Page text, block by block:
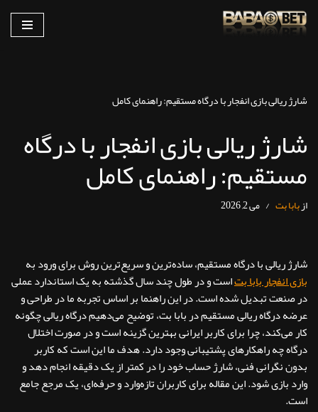
پرش
شارژ ریالی بازی انفجار با درگاه مستقیم: راهنمای کامل
شارژ ریالی بازی انفجار با درگاه
مستقیم: راهنمای کامل
ازبابا بت می 2, 2026
شارژ ریالی با درگاه مستقیم، ساده‌ترین و سریع‌ترین روش برای ورود به
بازی انفجار بابا بتاست و در طول چند سال گذشته به یک استاندارد عملی
در صنعت تبدیل شده است. در این راهنما بر اساس تجربه ما در طراحی و
عرضه درگاه ریالی مستقیم در بابا بت، توضیح می‌دهیم درگاه ریالی چگونه
کار می‌کند، چرا برای کاربر ایرانی بهترین گزینه است و در صورت اختلال
درگاه چه راهکارهای پشتیبانی وجود دارد. هدف ما این است که کاربر
بدون نگرانی فنی، شارژ حساب خود را در کمتر از یک دقیقه انجام دهد و
وارد بازی شود. این مقاله برای کاربران تازه‌وارد و حرفه‌ای، یک مرجع جامع
است.